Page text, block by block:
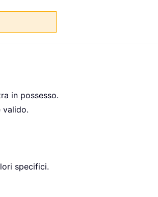
in possesso.
valido.
specifici.